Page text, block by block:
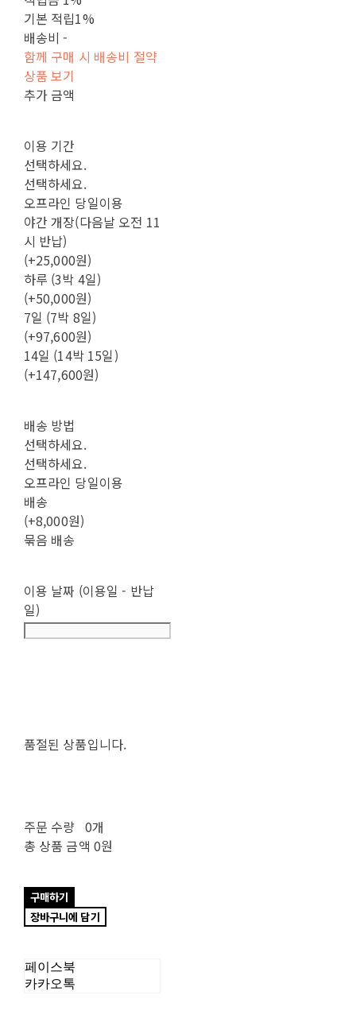
기본 적립1%
배송비-
함께 구매 시 배송비 절약
상품 보기
추가 금액
이용 기간
선택하세요.
선택하세요.
오프라인 당일이용
야간 개장(다음날 오전 11
시 반납)
(+25,000원)
하루 (3박 4일)
(+50,000원)
7일 (7박 8일)
(+97,600원)
14일 (14박 15일)
(+147,600원)
배송 방법
선택하세요.
선택하세요.
오프라인 당일이용
배송
(+8,000원)
묶음 배송
이용 날짜 (이용일 - 반납
일)
품절된 상품입니다.
주문 수량 0개
총 상품 금액 0원
구매하기
장바구니에 담기
페이스북
카카오톡